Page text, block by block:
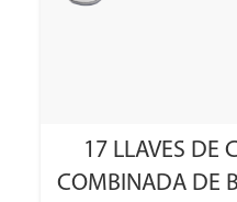
17 LLAVES DE
COMBINADA DE